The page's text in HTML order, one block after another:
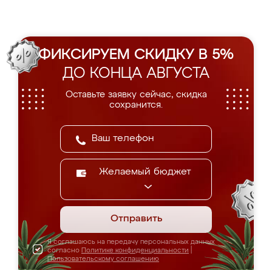
ФИКСИРУЕМ СКИДКУ В 5%
ДО КОНЦА АВГУСТА
Оставьте заявку сейчас, скидка
сохранится.
Желаемый бюджет
Отправить
Я соглашаюсь на передачу персональных данных
согласно Политике конфиденциальности
Пользовательскому соглашению